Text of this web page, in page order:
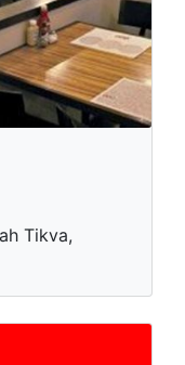
Tikva,